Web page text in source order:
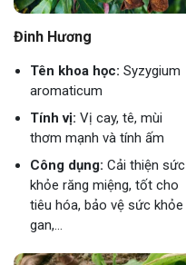
Đinh Hương
Tên khoa học: Syzygium
aromaticum
Tính vị: Vị cay, tê, mùi
thơm mạnh và tính ấm
Công dụng: Cải thiện sức
khỏe răng miệng, tốt cho
tiêu hóa, bảo vệ sức khỏe
gan,...